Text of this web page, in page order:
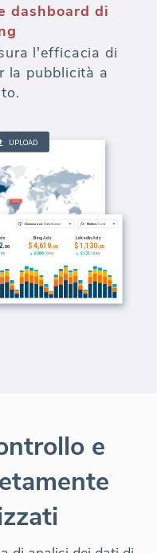
dashboard di
l'efficacia di
la pubblicità a
e